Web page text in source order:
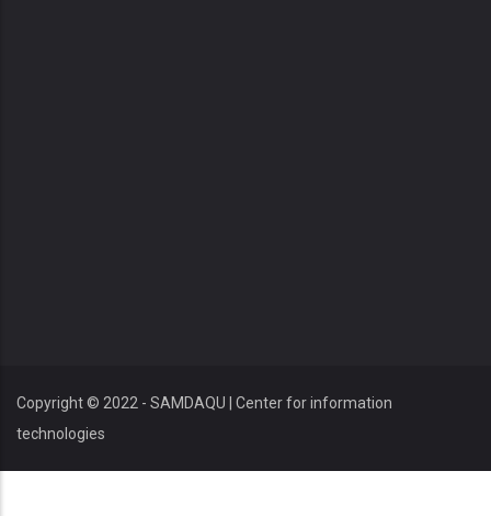
Copyright © 2022 - SAMDAQU | Center for information
technologies